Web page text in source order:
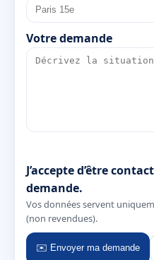
Votre demande
J’accepte d’être
demande.
Vos données servent
(non revendues).
✉️ Envoyer ma demande